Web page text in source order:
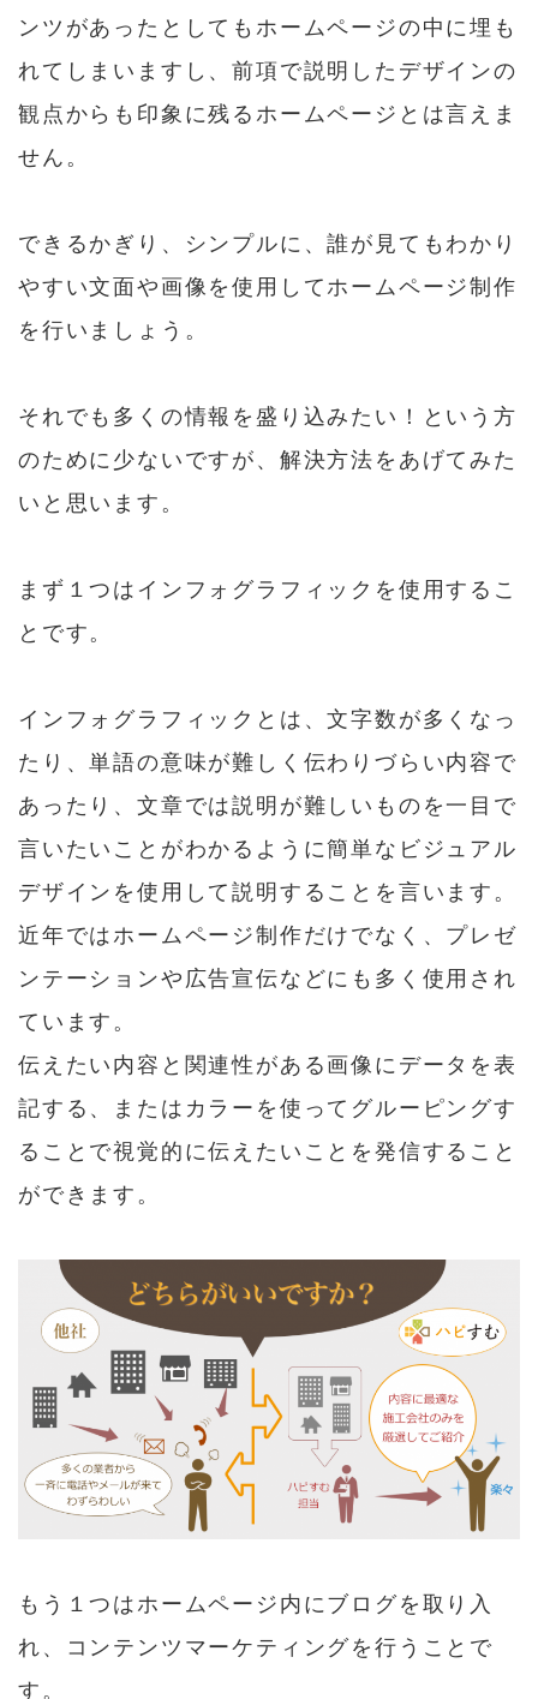
ンツがあったとしてもホームページの中に埋も
れてしまいますし、前項で説明したデザインの
観点からも印象に残るホームページとは言えま
せん。
できるかぎり、シンプルに、誰が見てもわかり
やすい文面や画像を使用してホームページ制作
を行いましょう。
それでも多くの情報を盛り込みたい！という方
のために少ないですが、解決方法をあげてみた
いと思います。
まず１つはインフォグラフィックを使用するこ
とです。
インフォグラフィックとは、文字数が多くなっ
たり、単語の意味が難しく伝わりづらい内容で
あったり、文章では説明が難しいものを一目で
言いたいことがわかるように簡単なビジュアル
デザインを使用して説明することを言います。
近年ではホームページ制作だけでなく、プレゼ
ンテーションや広告宣伝などにも多く使用され
ています。
伝えたい内容と関連性がある画像にデータを表
記する、またはカラーを使ってグルーピングす
ることで視覚的に伝えたいことを発信すること
ができます。
もう１つはホームページ内にブログを取り入
れ、コンテンツマーケティングを行うことで
す。